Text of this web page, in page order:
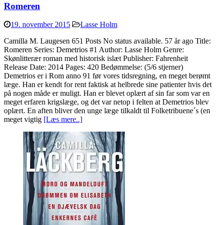
Romeren
19. november 2015
Lasse Holm
Camilla M. Laugesen 651 Posts No status available. 57 år ago Title:
Romeren Series: Demetrios #1 Author: Lasse Holm Genre:
Skønlitterær roman med historisk islæt Publisher: Fahrenheit
Release Date: 2014 Pages: 420 Bedømmelse: (5/6 stjerner)
Demetrios er i Rom anno 91 før vores tidsregning, en meget berømt
læge. Han er kendt for rent faktisk at helbrede sine patienter hvis det
på nogen måde er muligt. Han er blevet oplært af sin far som var en
meget erfaren krigslæge, og det var netop i felten at Demetrios blev
oplært. En aften bliver den unge læge tilkaldt til Folketribuene´s (en
meget vigtig [Læs mere..]